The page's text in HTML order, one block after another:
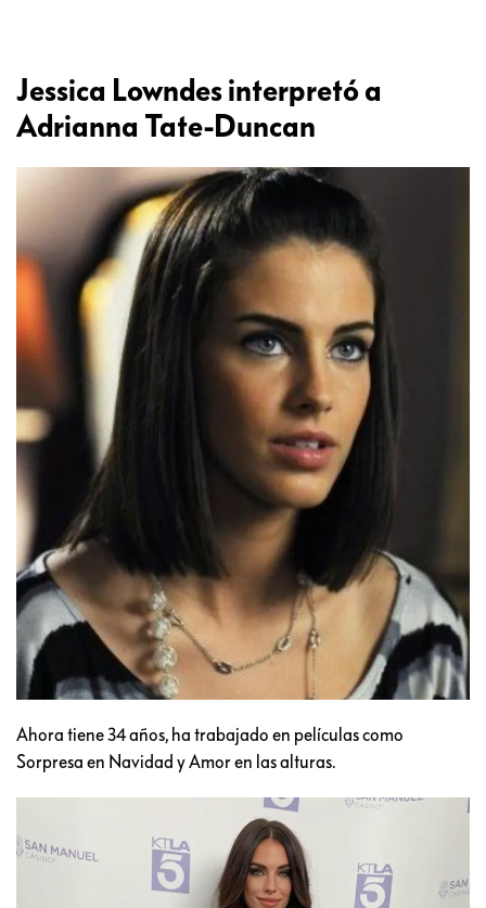
Jessica Lowndes interpretó a
Adrianna Tate-Duncan
Ahora tiene 34 años, ha trabajado en películas como
Sorpresa en Navidad y Amor en las alturas.